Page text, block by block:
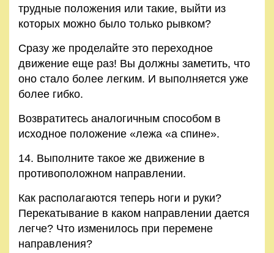
трудные положения или такие, выйти из
которых можно было только рывком?
Сразу же проделайте это переходное
движение еще раз! Вы должны заметить, что
оно стало более легким. И выполняется уже
более гибко.
Возвратитесь аналогичным способом в
исходное положение «лежа «а спине».
14. Выполните такое же движение в
противоположном направлении.
Как располагаются теперь ноги и руки?
Перекатывание в каком направлении дается
легче? Что изменилось при перемене
направления?